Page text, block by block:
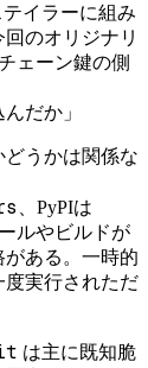
イラーに組み
のオリジナリ
ェーン鍵の側
だか」
うかは関係な
、PyPIは
ルやビルドが
ある。一時的
度実行されただ
は主に既知脆